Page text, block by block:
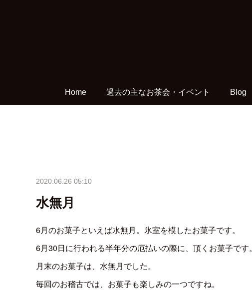
Home 過去の主なお茶会・イベント Blog
2020.06.26 05:10
水無月
6月のお菓子といえば水無月。氷室を模したお菓子です。
6月30日に行われる半年分の厄払いの際に、頂くお菓子です。
月末のお菓子は、水無月でした。
毎回のお稽古では、お菓子も楽しみの一つですね。